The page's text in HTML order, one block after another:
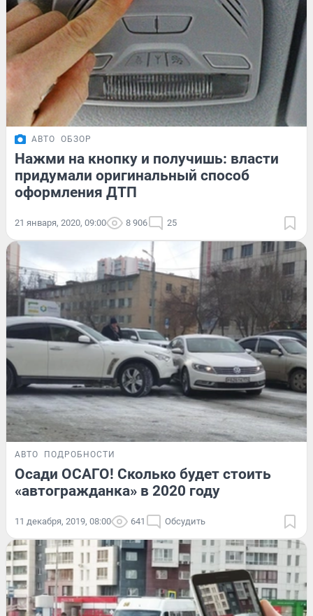
АВТО ОБЗОР
Нажми на кнопку и получишь: власти
придумали оригинальный способ
оформления ДТП
21 января, 2020, 09:00 8 906 25
АВТО ПОДРОБНОСТИ
Осади ОСАГО! Сколько будет стоить
«автогражданка» в 2020 году
11 декабря, 2019, 08:00 641 Обсудить